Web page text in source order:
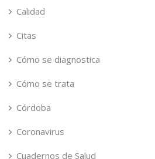
Calidad
Citas
Cómo se diagnostica
Cómo se trata
Córdoba
Coronavirus
Cuadernos de Salud